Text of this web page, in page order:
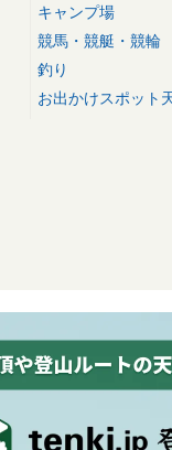
キャンプ場
競馬・競艇・競輪
釣り
お出かけスポット